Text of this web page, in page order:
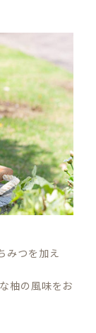
みつを加え
柚の風味をお